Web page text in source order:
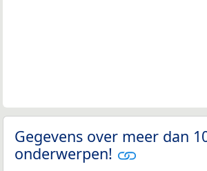
Gegevens over meer dan
onderwerpen!